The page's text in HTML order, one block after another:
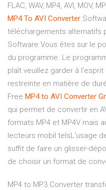
FLAC, WAV, MP4, AVI, MOV,
MP4 To AVI Converter
téléchargements alternatifs
Software.Vous êtes sur le
du programme. Le
plaît veuillez garder à
restreinte en matière de
Free MP4 to AVI Converter
qui permet de convertir en
formats MP4 et MP4V mais
lecteurs mobil telsL’usage
suffit de faire un glisser-
de choisir un format de
MP4 to MP3 Converter